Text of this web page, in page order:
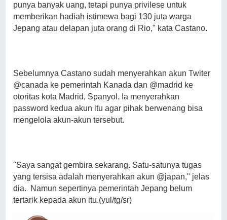
punya banyak uang, tetapi punya privilese untuk
memberikan hadiah istimewa bagi 130 juta warga
Jepang atau delapan juta orang di Rio," kata Castano.
Sebelumnya Castano sudah menyerahkan akun Twiter
@canada ke pemerintah Kanada dan @madrid ke
otoritas kota Madrid, Spanyol. Ia menyerahkan
password kedua akun itu agar pihak berwenang bisa
mengelola akun-akun tersebut.
"Saya sangat gembira sekarang. Satu-satunya tugas
yang tersisa adalah menyerahkan akun @japan," jelas
dia. Namun sepertinya pemerintah Jepang belum
tertarik kepada akun itu.(yul/tg/sr)